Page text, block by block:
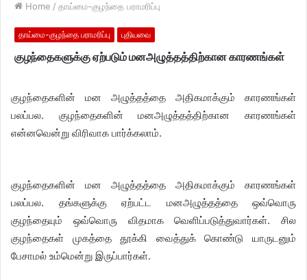
Home / தாய்மை-குழந்தை பராமரிப்பு
தாய்மை-குழந்தை பராமரிப்பு புதியவை
குழந்தைகளுக்கு ஏற்படும் மனஅழுத்தத்திற்கான காரணங்கள்
குழந்தைகளின் மன அழுத்தத்தை அதிகமாக்கும் காரணங்கள்
பலப்பல. குழந்தைகளின் மனஅழுத்தத்திற்கான காரணங்கள்
என்னவென்று விரிவாக பார்க்கலாம்.
குழந்தைகளின் மன அழுத்தத்தை அதிகமாக்கும் காரணங்கள்
பலப்பல. தங்களுக்கு ஏற்பட்ட மனஅழுத்தத்தை ஒவ்வொரு
குழந்தையும் ஒவ்வொரு விதமாக வெளிப்படுத்துவார்கள். சில
குழந்தைகள் முகத்தை தூக்கி வைத்துக் கொண்டு யாருடனும்
பேசாமல் உம்மென்று இருப்பார்கள்.